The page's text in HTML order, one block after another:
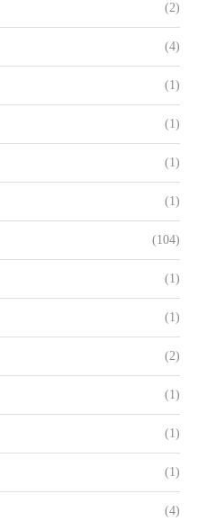
(2)
(4)
(1)
(1)
(1)
(1)
(104)
(1)
(1)
(2)
(1)
(1)
(1)
(4)